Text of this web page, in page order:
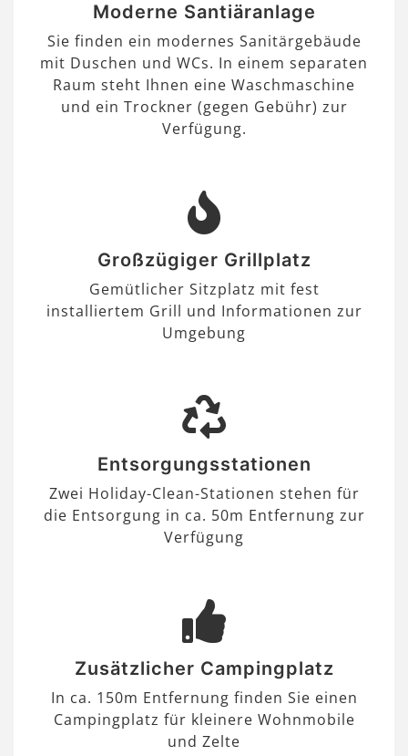
Moderne Santiäranlage
Sie finden ein modernes Sanitärgebäude
mit Duschen und WCs. In einem separaten
Raum steht Ihnen eine Waschmaschine
und ein Trockner (gegen Gebühr) zur
Verfügung.
Großzügiger Grillplatz
Gemütlicher Sitzplatz mit fest
installiertem Grill und Informationen zur
Umgebung
Entsorgungsstationen
Zwei Holiday-Clean-Stationen stehen für
die Entsorgung in ca. 50m Entfernung zur
Verfügung
Zusätzlicher Campingplatz
In ca. 150m Entfernung finden Sie einen
Campingplatz für kleinere Wohnmobile
und Zelte